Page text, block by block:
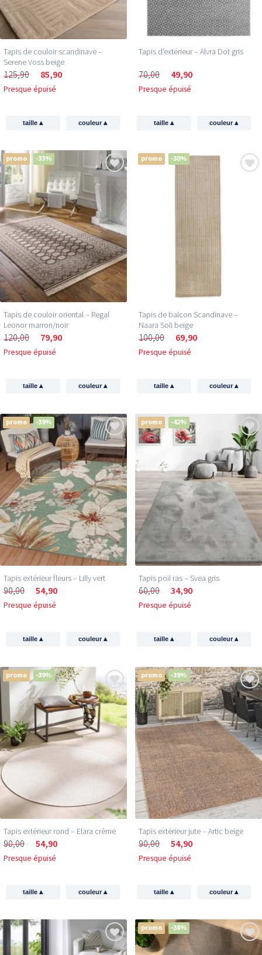
Tapis de couloir scandinave –
Serene Voss beige
125,90 85,90
Presque épuisé
taille▴ couleur▴
Tapis d’extérieur – Alvra Dot gris
70,00 49,90
Presque épuisé
taille▴ couleur▴
promo -33%
Tapis de couloir oriental – Regal
Leonor marron/noir
120,00 79,90
Presque épuisé
taille▴ couleur▴
promo -30%
Tapis de balcon Scandinave –
Naara Soli beige
100,00 69,90
Presque épuisé
taille▴ couleur▴
promo -39%
Tapis extérieur fleurs – Lilly vert
90,00 54,90
Presque épuisé
taille▴ couleur▴
promo -42%
Tapis poil ras​ – Svea gris
60,00 34,90
Presque épuisé
taille▴ couleur▴
promo -39%
Tapis extérieur rond – Elara crème
90,00 54,90
Presque épuisé
taille▴ couleur▴
promo -39%
Tapis extérieur jute​ – Artic beige
90,00 54,90
Presque épuisé
taille▴ couleur▴
promo -38%